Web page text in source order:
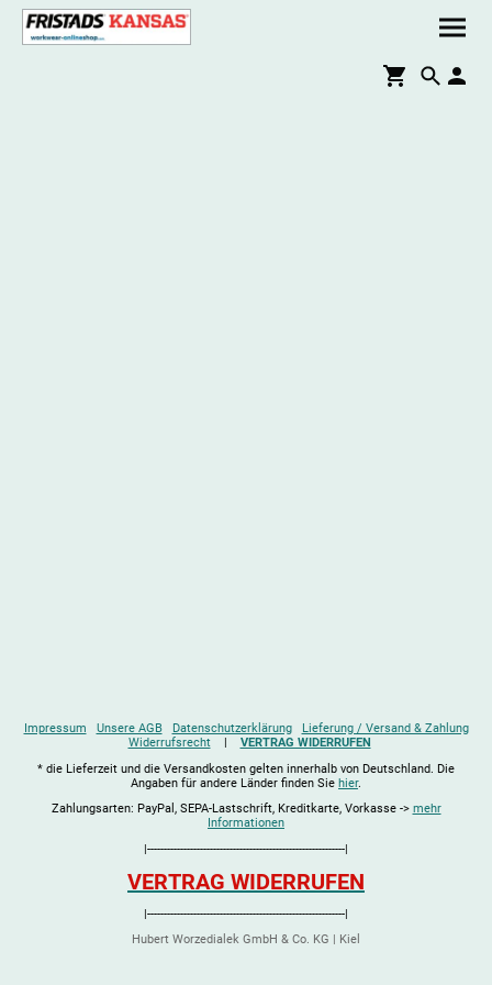
Impressum Unsere AGB Datenschutzerklärung
Lieferung / Versand & Zahlung
Widerrufsrecht| VERTRAG WIDERRUFEN
* die Lieferzeit und die Versandkosten gelten innerhalb von Deutschland. Die
Angaben für andere Länder finden Sie hier.
Zahlungsarten: PayPal, SEPA-Lastschrift, Kreditkarte, Vorkasse -> mehr
Informationen
|------------------------------------------------------------|
VERTRAG WIDERRUFEN
|------------------------------------------------------------|
Hubert Worzedialek GmbH & Co. KG | Kiel